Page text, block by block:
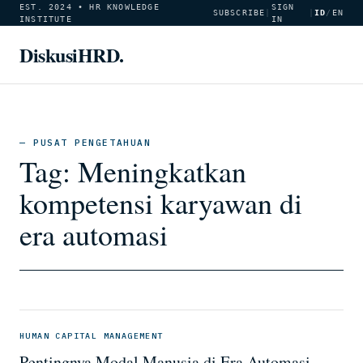
EST. 2024 • HR KNOWLEDGE
INSTITUTE
SUBSCRIBE
SIGN
IN
ID/ EN
DiskusiHRD.
— PUSAT PENGETAHUAN
Tag: Meningkatkan
kompetensi karyawan di
era automasi
HUMAN CAPITAL MANAGEMENT